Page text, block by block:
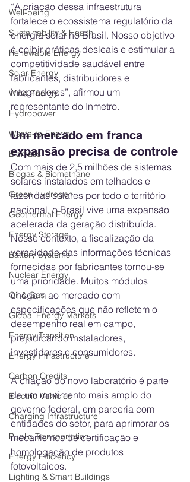
Well-being
Sustainability & Health
Renewable Energy
Solar Energy
Wind Energy
Hydropower
Waste-to-Energy
Biomass
Biogas & Biomethane
Green Hydrogen
Geothermal Energy
Energy Storage
Battery Systems
Nuclear Energy
Oil & Gas
Global Energy Markets
Energy Transition
Energy Infrastructure
Carbon Credits
Electric Vehicles
Charging Infrastructure
Public Transportation
Energy Efficiency
Lighting & Smart Buildings
“A criação dessa infraestrutura
fortalece o ecossistema regulatório da
energia solar no Brasil. Nosso objetivo
é coibir práticas desleais e estimular a
competitividade saudável entre
fabricantes, distribuidores e
integradores”, afirmou um
representante do Inmetro.
Um mercado em franca
expansão precisa de controle
Com mais de 2,5 milhões de sistemas
solares instalados em telhados e
fazendas solares por todo o território
nacional, o Brasil vive uma expansão
acelerada da geração distribuída.
Nesse contexto, a fiscalização da
veracidade das informações técnicas
fornecidas por fabricantes tornou-se
uma prioridade. Muitos módulos
chegam ao mercado com
especificações que não refletem o
desempenho real em campo,
prejudicando instaladores,
investidores e consumidores.
A criação do novo laboratório é parte
de um movimento mais amplo do
governo federal, em parceria com
entidades do setor, para aprimorar os
mecanismos de certificação e
homologação de produtos
fotovoltaicos.